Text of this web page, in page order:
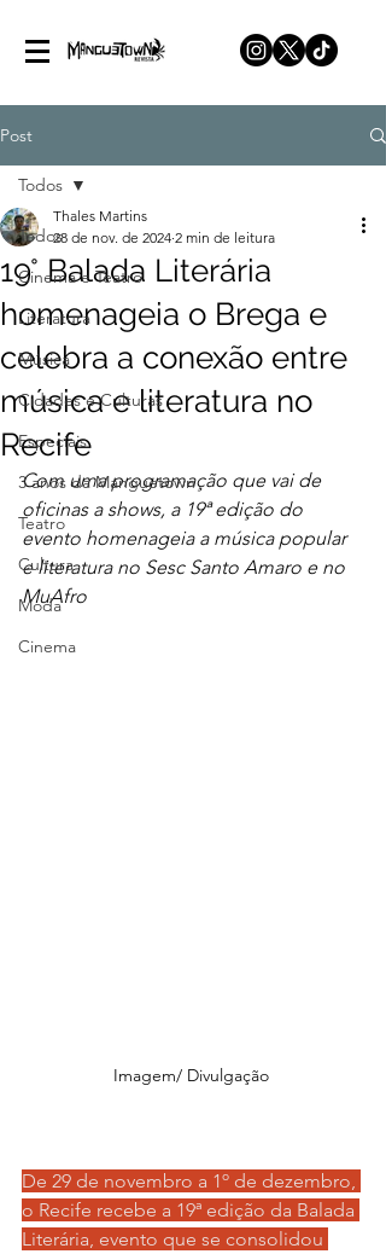
Post
Todos
Cinema e Teatro
Literatura
Música
Cidades e Culturas
Especiais
3 anos da Manguetown
Teatro
Cultura
Moda
Cinema
Todos
19° Balada Literária
homenageia o Brega e
celebra a conexão entre
música e literatura no
Recife
Thales Martins
28 de nov. de 2024 2 min de leitura
Com uma programação que vai de
oficinas a shows, a 19ª edição do
evento homenageia a música popular
e literatura no Sesc Santo Amaro e no
MuAfro
Imagem/ Divulgação
De 29 de novembro a 1º de dezembro,
o Recife recebe a 19ª edição da Balada
Literária, evento que se consolidou